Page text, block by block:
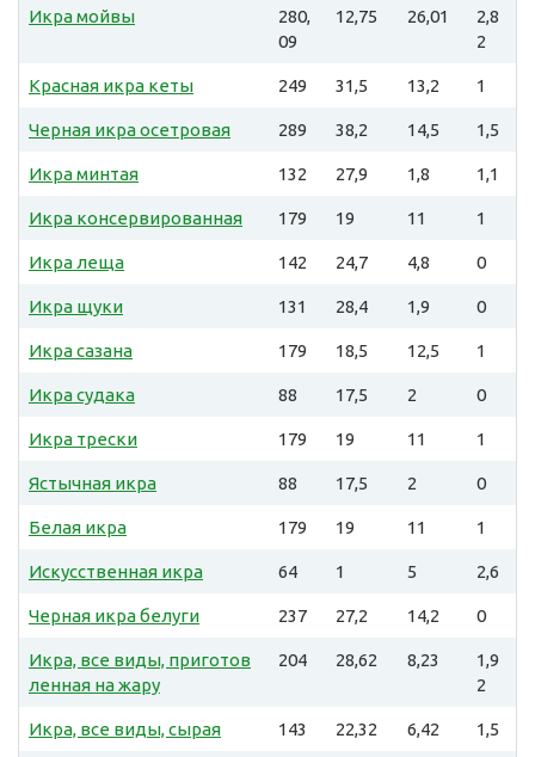
Икра мойвы
280,
09
12,75 26,01
2,8
2
Красная икра кеты 249 31,5 13,2 1
Черная икра осетровая 289 38,2 14,5 1,5
Икра минтая 132 27,9 1,8 1,1
Икра консервированная 179 19 11 1
Икра леща 142 24,7 4,8 0
Икра щуки 131 28,4 1,9 0
Икра сазана 179 18,5 12,5 1
Икра судака 88 17,5 2 0
Икра трески 179 19 11 1
Ястычная икра 88 17,5 2 0
Белая икра 179 19 11 1
Искусственная икра 64 1 5 2,6
Черная икра белуги 237 27,2 14,2 0
Икра, все виды, приготов
ленная на жару
204 28,62 8,23
1,9
2
Икра, все виды, сырая 143 22,32 6,42 1,5